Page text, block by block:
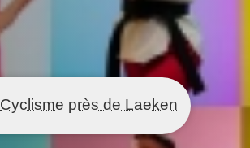
Cyclisme près de Laeken